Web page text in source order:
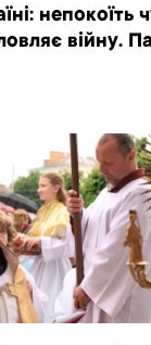
непокоїть
війну.